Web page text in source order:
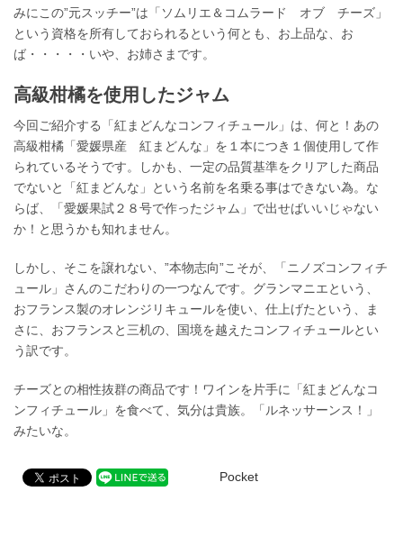
みにこの”元スッチー”は「ソムリエ＆コムラード オブ チーズ」
という資格を所有しておられるという何とも、お上品な、お
ば・・・・・いや、お姉さまです。
高級柑橘を使用したジャム
今回ご紹介する「紅まどんなコンフィチュール」は、何と！あの
高級柑橘「愛媛県産 紅まどんな」を１本につき１個使用して作
られているそうです。しかも、一定の品質基準をクリアした商品
でないと「紅まどんな」という名前を名乗る事はできない為。な
らば、「愛媛果試２８号で作ったジャム」で出せばいいじゃない
か！と思うかも知れません。
しかし、そこを譲れない、”本物志向”こそが、「ニノズコンフィチ
ュール」さんのこだわりの一つなんです。グランマニエという、
おフランス製のオレンジリキュールを使い、仕上げたという、ま
さに、おフランスと三机の、国境を越えたコンフィチュールとい
う訳です。
チーズとの相性抜群の商品です！ワインを片手に「紅まどんなコ
ンフィチュール」を食べて、気分は貴族。「ルネッサーンス！」
みたいな。
Pocket